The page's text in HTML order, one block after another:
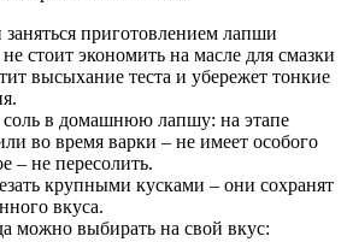
приготовлением лапши
стоит экономить на масле для смазки
высыхание теста и убережет тонкие
соль в домашнюю лапшу: на этапе
во время варки – не имеет особого
– не пересолить.
крупными кусками – они сохранят
вкуса.
можно выбирать на свой вкус: